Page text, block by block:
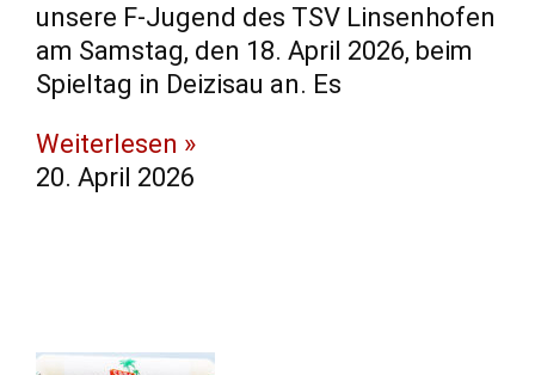
unsere F-Jugend des TSV Linsenhofen
am Samstag, den 18. April 2026, beim
Spieltag in Deizisau an. ​Es
Weiterlesen »
20. April 2026